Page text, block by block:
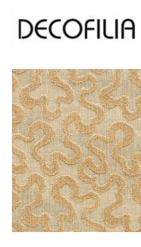
contenido